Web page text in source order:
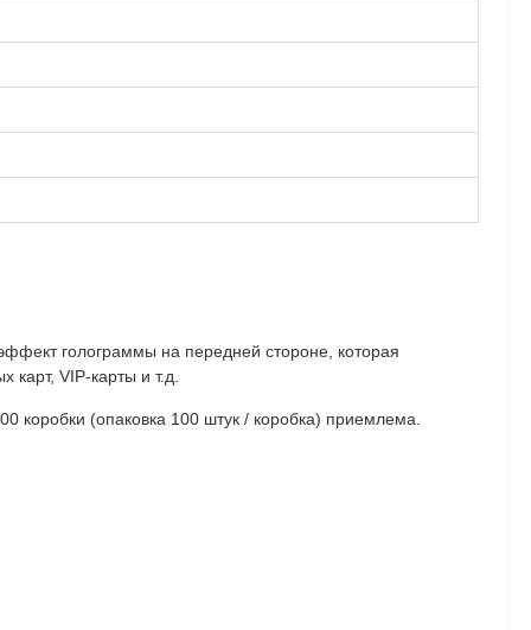
голограммы на передней стороне, которая
VIP-карты и т.д.
коробки (опаковка 100 штук / коробка) приемлема.